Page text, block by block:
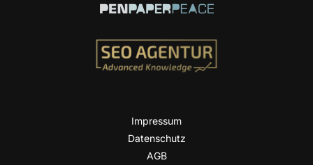
Impres­sum
Daten­schutz
AGB